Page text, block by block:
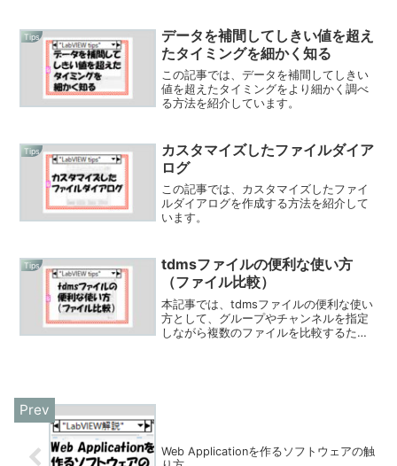
Tips
データを補間してしきい値を超え
たタイミングを細かく知る
この記事では、データを補間してしきい
値を超えたタイミングをより細かく調べ
る方法を紹介しています。
Tips
カスタマイズしたファイルダイア
ログ
この記事では、カスタマイズしたファイ
ルダイアログを作成する方法を紹介して
います。
Tips
tdmsファイルの便利な使い方
（ファイル比較）
本記事では、tdmsファイルの便利な使い
方として、グループやチャンネルを指定
しながら複数のファイルを比較するため
Web Applicationを作るソフトウェアの触